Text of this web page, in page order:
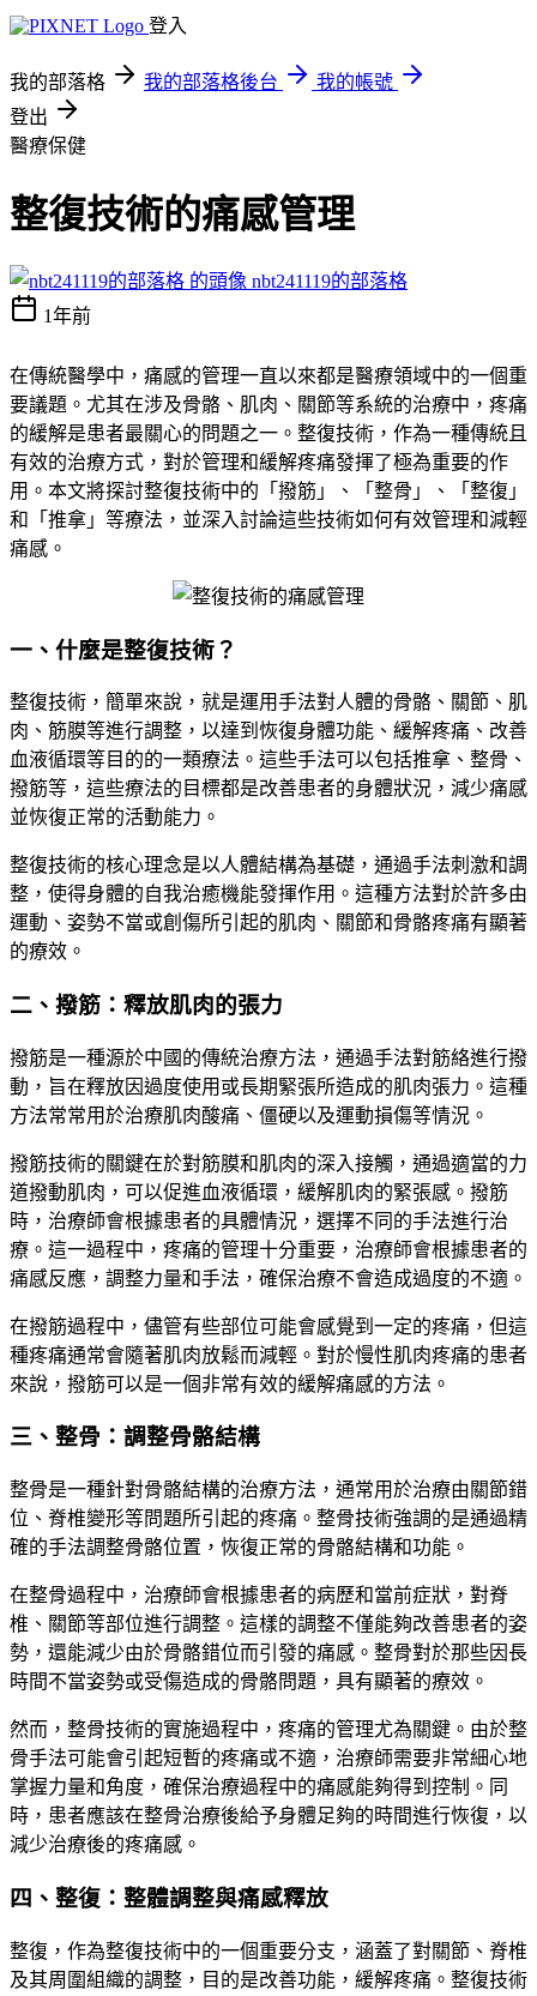
登入
我的部落格 我的部落格後台
我的帳號
登出
醫療保健
整復技術的痛感管理
nbt241119的部落格
1年前
在傳統醫學中，痛感的管理一直以來都是醫療領域中的一個重
要議題。尤其在涉及骨骼、肌肉、關節等系統的治療中，疼痛
的緩解是患者最關心的問題之一。整復技術，作為一種傳統且
有效的治療方式，對於管理和緩解疼痛發揮了極為重要的作
用。本文將探討整復技術中的「撥筋」、「整骨」、「整復」
和「推拿」等療法，並深入討論這些技術如何有效管理和減輕
痛感。
一、什麼是整復技術？
整復技術，簡單來說，就是運用手法對人體的骨骼、關節、肌
肉、筋膜等進行調整，以達到恢復身體功能、緩解疼痛、改善
血液循環等目的的一類療法。這些手法可以包括推拿、整骨、
撥筋等，這些療法的目標都是改善患者的身體狀況，減少痛感
並恢復正常的活動能力。
整復技術的核心理念是以人體結構為基礎，通過手法刺激和調
整，使得身體的自我治癒機能發揮作用。這種方法對於許多由
運動、姿勢不當或創傷所引起的肌肉、關節和骨骼疼痛有顯著
的療效。
二、撥筋：釋放肌肉的張力
撥筋是一種源於中國的傳統治療方法，通過手法對筋絡進行撥
動，旨在釋放因過度使用或長期緊張所造成的肌肉張力。這種
方法常常用於治療肌肉酸痛、僵硬以及運動損傷等情況。
撥筋技術的關鍵在於對筋膜和肌肉的深入接觸，通過適當的力
道撥動肌肉，可以促進血液循環，緩解肌肉的緊張感。撥筋
時，治療師會根據患者的具體情況，選擇不同的手法進行治
療。這一過程中，疼痛的管理十分重要，治療師會根據患者的
痛感反應，調整力量和手法，確保治療不會造成過度的不適。
在撥筋過程中，儘管有些部位可能會感覺到一定的疼痛，但這
種疼痛通常會隨著肌肉放鬆而減輕。對於慢性肌肉疼痛的患者
來說，撥筋可以是一個非常有效的緩解痛感的方法。
三、整骨：調整骨骼結構
整骨是一種針對骨骼結構的治療方法，通常用於治療由關節錯
位、脊椎變形等問題所引起的疼痛。整骨技術強調的是通過精
確的手法調整骨骼位置，恢復正常的骨骼結構和功能。
在整骨過程中，治療師會根據患者的病歷和當前症狀，對脊
椎、關節等部位進行調整。這樣的調整不僅能夠改善患者的姿
勢，還能減少由於骨骼錯位而引發的痛感。整骨對於那些因長
時間不當姿勢或受傷造成的骨骼問題，具有顯著的療效。
然而，整骨技術的實施過程中，疼痛的管理尤為關鍵。由於整
骨手法可能會引起短暫的疼痛或不適，治療師需要非常細心地
掌握力量和角度，確保治療過程中的痛感能夠得到控制。同
時，患者應該在整骨治療後給予身體足夠的時間進行恢復，以
減少治療後的疼痛感。
四、整復：整體調整與痛感釋放
整復，作為整復技術中的一個重要分支，涵蓋了對關節、脊椎
及其周圍組織的調整，目的是改善功能，緩解疼痛。整復技術